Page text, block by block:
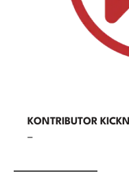
KONTRIBUTOR
–